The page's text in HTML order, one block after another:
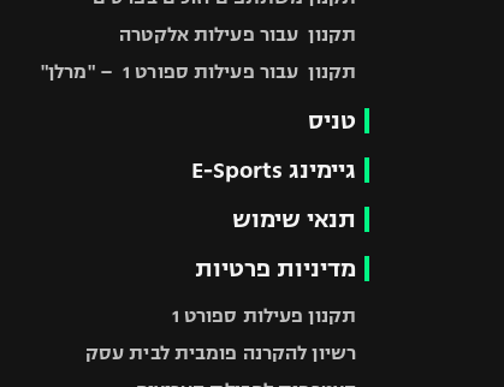
תקנון עבור פעילות אלקטרה
תקנון עבור פעילות ספורט 1 – "מרלן"
טניס
גיימינג E-Sports
תנאי שימוש
מדיניות פרטיות
תקנון פעילות ספורט 1
רשיון להקרנה פומבית לבית עסק